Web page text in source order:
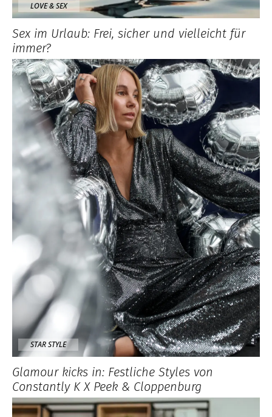
LOVE & SEX
Sex im Urlaub: Frei, sicher und vielleicht für
immer?
STAR STYLE
Glamour kicks in: Festliche Styles von
Constantly K X Peek & Cloppenburg